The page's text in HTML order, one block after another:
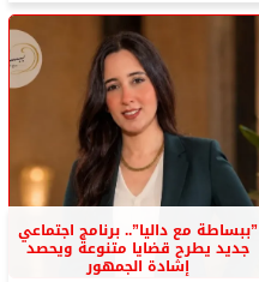
”ببساطة مع داليا”.. برنامج اجتماعي
جديد يطرح قضايا متنوعة ويحصد
إشادة الجمهور